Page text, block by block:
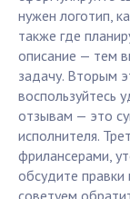
нужен логотип,
также где
описание — тем
задачу. Вторым
воспользуйтесь
отзывам — это
исполнителя.
фрилансерами,
обсудите